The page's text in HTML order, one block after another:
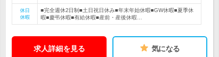
休日
休暇
■完全週休2日制■土日祝日休み■年末年始休暇■GW休暇■夏季休
暇■慶弔休暇■有給休暇■産前・産後休暇…
求人詳細を見る 気になる